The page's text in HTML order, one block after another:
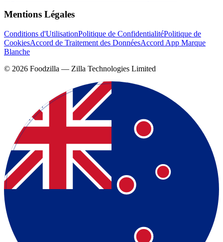
Mentions Légales
Conditions d'UtilisationPolitique de ConfidentialitéPolitique de
CookiesAccord de Traitement des DonnéesAccord App Marque
Blanche
© 2026 Foodzilla — Zilla Technologies Limited